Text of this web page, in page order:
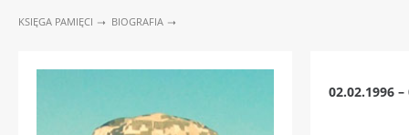
KSIĘGA PAMIĘCI BIOGRAFIA
02.02.1996